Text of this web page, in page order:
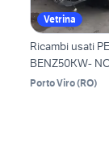
Vetrina
Ricambi usati
BENZ50KW-
Porto Viro(RO)